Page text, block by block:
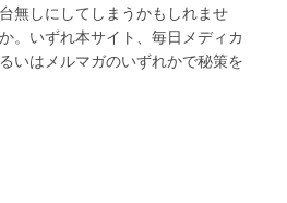
無しにしてしまうかもしれませ
。いずれ本サイト、毎日メディカ
いはメルマガのいずれかで秘策を